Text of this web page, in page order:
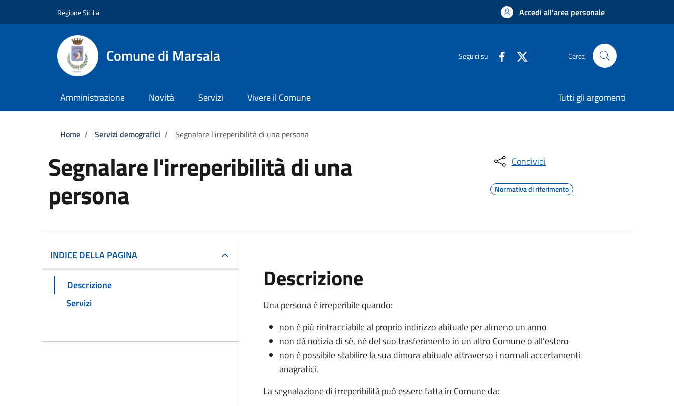
Regione Sicilia Accedi all'area personale
Comune di Marsala Seguici su Cerca
Amministrazione Novità Servizi Vivere il Comune Tutti gli argomenti
Briciole di pane
Home / Servizi demografici / Segnalare l'irreperibilità di una persona
Segnalare l'irreperibilità di una
persona
Condividi
Normativa di riferimento
INDICE DELLA PAGINA
Descrizione
Servizi
Descrizione
Una persona è irreperibile quando:
non è più rintracciabile al proprio indirizzo abituale per almeno un anno
non dà notizia di sé, nè del suo trasferimento in un altro Comune o all’estero
non è possibile stabilire la sua dimora abituale attraverso i normali accertamenti
anagrafici.
La segnalazione di irreperibilità può essere fatta in Comune da: